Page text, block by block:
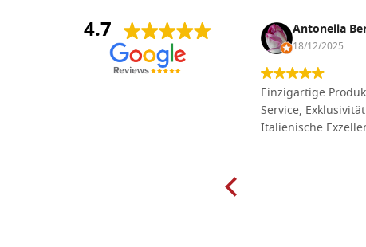
4.7
Anna Maria Negri Antonella
18/12/2025
Einzigartige
Service,
Italienische